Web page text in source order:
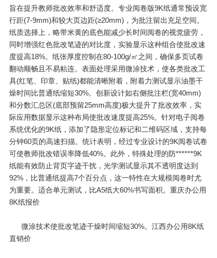
旨在提升教师批改效率和舒适度。专业阅卷版9K纸通常预设宽
行距(7-9mm)和较大页边距(≥20mm)，为批注留出充足空间。
纸质选择上，略带米黄的底色能减少长时间阅卷的视觉疲劳，
同时增强红色批改笔迹的对比度，实验显示这种组合使批改速
度提高18%。纸张厚度控制在80-100g/㎡之间，确保多页试卷
翻动顺畅且不易粘连。表面处理采用微涂技术，使各类批改工
具(红笔、印章、贴纸)都能清晰附着，附着力测试显示油墨干
燥时间比普通纸缩短30%。创新设计如右侧批注栏(宽40mm)
和分数汇总区(底部预留25mm高度)极大提升了批改效率，实
际应用数据显示这种布局使批改速度提高25%。针对电子阅卷
系统优化的9K纸，添加了隐形定位标记和二维码区域，支持每
分钟60页的高速扫描。统计表明，经过专业设计的9K阅卷试卷
可使教师批改错误率降低40%。此外，特殊处理的防******9K
纸能有效防止背页字迹干扰，光学测试显示其不透明度达到
92%，比普通纸提高7个百分点，这一特性在大规模阅卷时尤
为重要。适合单元测试，比A5纸大60%书写面积。重庆办公用
8K纸报价
微涂技术使批改笔迹干燥时间缩短30%。江西办公用8K纸
直销价